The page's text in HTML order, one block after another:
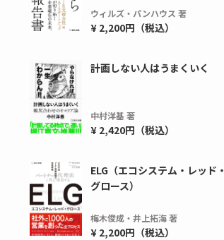
ウィルズ・パンハウス 著
¥ 2,200円（税込）
計画しない人はうまくいく
中村洋基 著
¥ 2,420円（税込）
ELG（エコシステム・レッド・
グロース）
梅木俊成・井上拓海 著
¥ 2,200円（税込）